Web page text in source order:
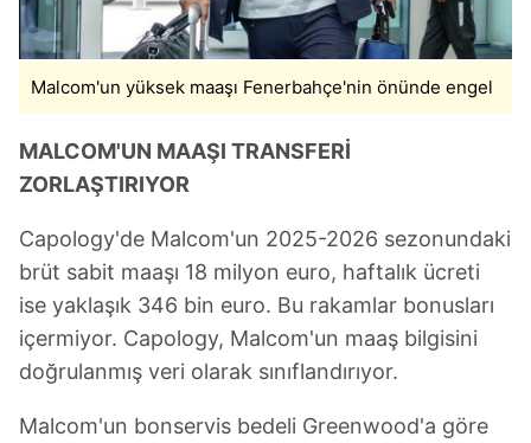
Malcom'un yüksek maaşı Fenerbahçe'nin önünde engel
MALCOM'UN MAAŞI TRANSFERİ
ZORLAŞTIRIYOR
Capology'de Malcom'un 2025-2026 sezonundaki
brüt sabit maaşı 18 milyon euro, haftalık ücreti
ise yaklaşık 346 bin euro. Bu rakamlar bonusları
içermiyor. Capology, Malcom'un maaş bilgisini
doğrulanmış veri olarak sınıflandırıyor.
Malcom'un bonservis bedeli Greenwood'a göre